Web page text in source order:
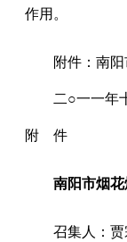
作用。
附件：南阳
二○一一年
附 件
南阳市烟
召集人：贾